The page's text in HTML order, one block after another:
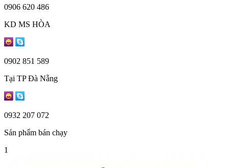
0906 620 486
KD MS HÒA
0902 851 589
Tại TP Đà Nẵng
0932 207 072
Sản phẩm bán chạy
1